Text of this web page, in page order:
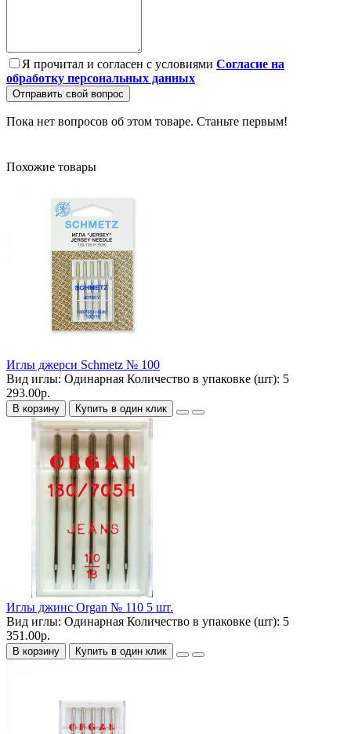
Я прочитал и согласен с условиями Согласие на
обработку персональных данных
Отправить свой вопрос
Пока нет вопросов об этом товаре. Станьте первым!
Похожие товары
Иглы джерси Schmetz № 100
Вид иглы: Одинарная Количество в упаковке (шт): 5
293.00р.
В корзину Купить в один клик
Иглы джинс Organ № 110 5 шт.
Вид иглы: Одинарная Количество в упаковке (шт): 5
351.00р.
В корзину Купить в один клик